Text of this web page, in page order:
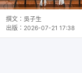
撰文： 吳子生
出版： 2026-07-21 17:38